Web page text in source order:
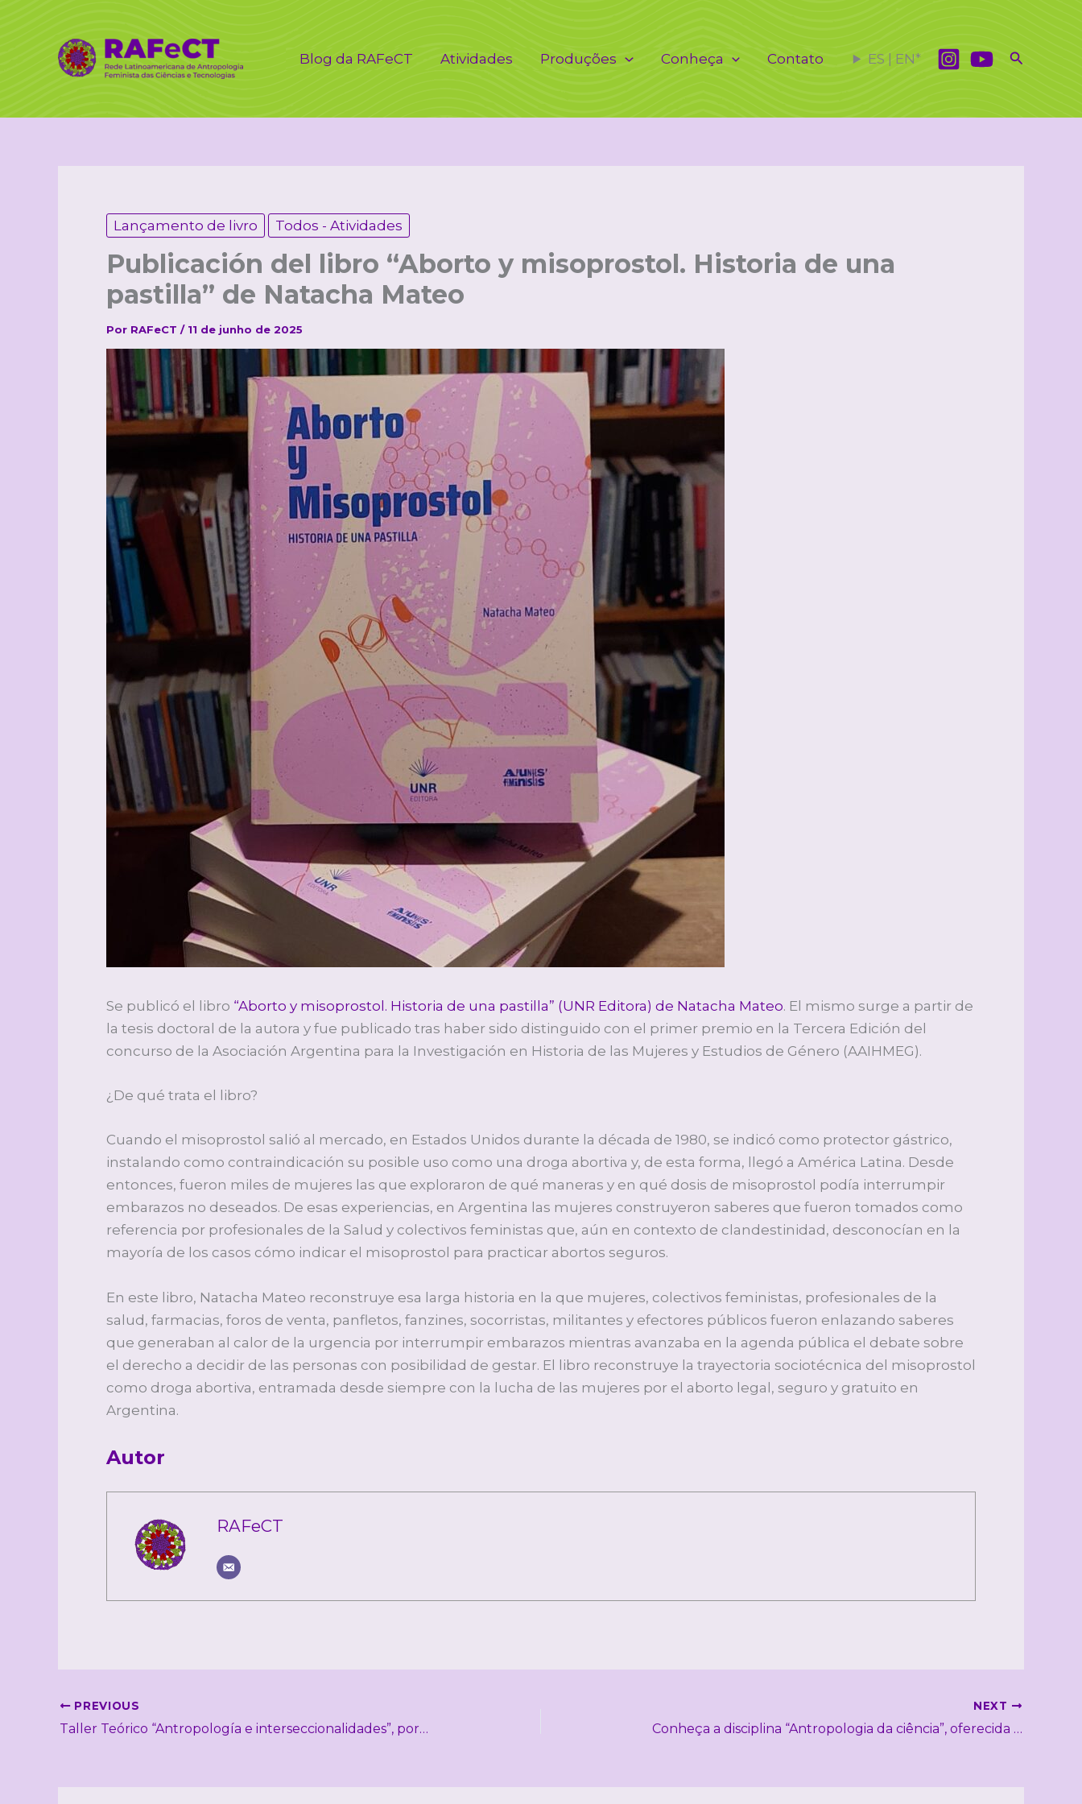
conteúdo
Blog da RAFeCT Atividades Produções Conheça Contato ES | EN* Pesquisar
Lançamento de livro Todos - Atividades
Publicación del libro “Aborto y misoprostol. Historia de una
pastilla” de Natacha Mateo
Por RAFeCT / 11 de junho de 2025
Se publicó el libro “Aborto y misoprostol. Historia de una pastilla” (UNR Editora) de Natacha Mateo. El mismo surge a partir de
la tesis doctoral de la autora y fue publicado tras haber sido distinguido con el primer premio en la Tercera Edición del
concurso de la Asociación Argentina para la Investigación en Historia de las Mujeres y Estudios de Género (AAIHMEG).
¿De qué trata el libro?
Cuando el misoprostol salió al mercado, en Estados Unidos durante la década de 1980, se indicó como protector gástrico,
instalando como contraindicación su posible uso como una droga abortiva y, de esta forma, llegó a América Latina. Desde
entonces, fueron miles de mujeres las que exploraron de qué maneras y en qué dosis de misoprostol podía interrumpir
embarazos no deseados. De esas experiencias, en Argentina las mujeres construyeron saberes que fueron tomados como
referencia por profesionales de la Salud y colectivos feministas que, aún en contexto de clandestinidad, desconocían en la
mayoría de los casos cómo indicar el misoprostol para practicar abortos seguros.
En este libro, Natacha Mateo reconstruye esa larga historia en la que mujeres, colectivos feministas, profesionales de la
salud, farmacias, foros de venta, panfletos, fanzines, socorristas, militantes y efectores públicos fueron enlazando saberes
que generaban al calor de la urgencia por interrumpir embarazos mientras avanzaba en la agenda pública el debate sobre
el derecho a decidir de las personas con posibilidad de gestar. El libro reconstruye la trayectoria sociotécnica del misoprostol
como droga abortiva, entramada desde siempre con la lucha de las mujeres por el aborto legal, seguro y gratuito en
Argentina.
Autor
RAFeCT
PREVIOUS
Taller Teórico “Antropología e interseccionalidades”, por Dra. Luciene Dias (12 de junio – 3 de julio)
NEXT
Conheça a disciplina “Antropologia da ciência”, oferecida pela prof. Dra. Soraya Fleischer no PPGAS da UnB